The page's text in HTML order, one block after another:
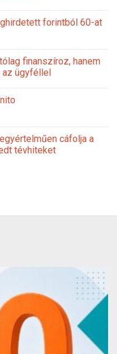
forintból 60-at
finanszíroz, hanem
ügyféllel
cáfolja a
tévhiteket